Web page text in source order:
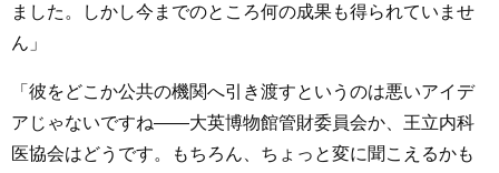
ました。しかし今までのところ何の成果も得られていませ
ん」
「彼をどこか公共の機関へ引き渡すというのは悪いアイデ
アじゃないですね――大英博物館管財委員会か、王立内科
医協会はどうです。もちろん、ちょっと変に聞こえるかも